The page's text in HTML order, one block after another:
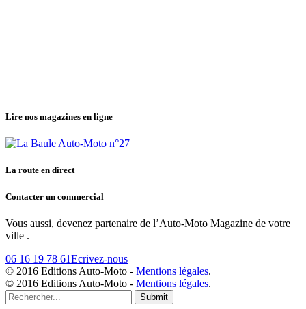
Lire nos magazines en ligne
La route en direct
Contacter un commercial
Vous aussi, devenez partenaire de l’Auto-Moto Magazine de votre
ville .
06 16 19 78 61Ecrivez-nous
© 2016 Editions Auto-Moto - Mentions légales.
© 2016 Editions Auto-Moto - Mentions légales.
Submit